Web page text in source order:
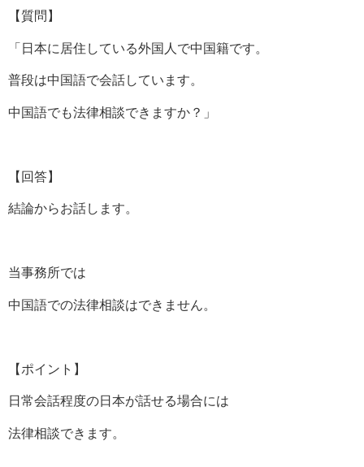
【質問】
「日本に居住している外国人で中国籍です。
普段は中国語で会話しています。
中国語でも法律相談できますか？」
【回答】
結論からお話します。
当事務所では
中国語での法律相談はできません。
【ポイント】
日常会話程度の日本が話せる場合には
法律相談できます。